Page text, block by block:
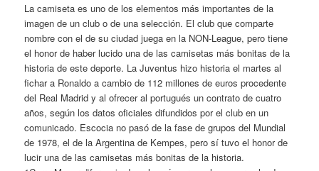
La camiseta es uno de los elementos más importantes de la
imagen de un club o de una selección. El club que comparte
nombre con el de su ciudad juega en la NON-League, pero tiene
el honor de haber lucido una de las camisetas más bonitas de la
historia de este deporte. La Juventus hizo historia el martes al
fichar a Ronaldo a cambio de 112 millones de euros procedente
del Real Madrid y al ofrecer al portugués un contrato de cuatro
años, según los datos oficiales difundidos por el club en un
comunicado. Escocia no pasó de la fase de grupos del Mundial
de 1978, el de la Argentina de Kempes, pero sí tuvo el honor de
lucir una de las camisetas más bonitas de la historia.